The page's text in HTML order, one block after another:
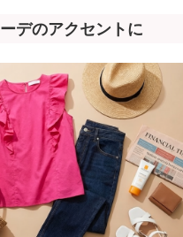
デのアクセントに